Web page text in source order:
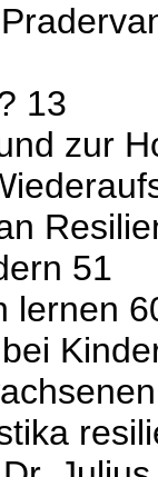
13
zur
51
lernen